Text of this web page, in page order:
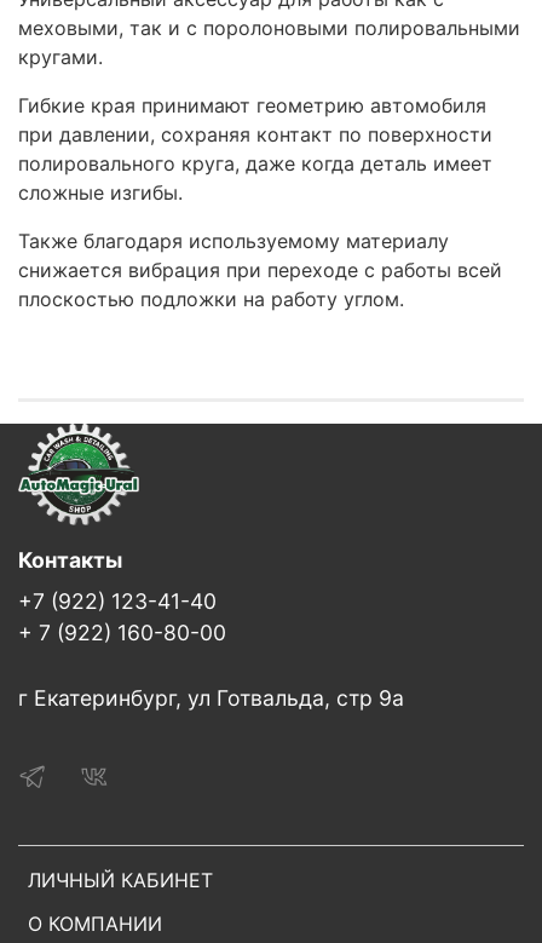
меховыми, так и с поролоновыми полировальными
кругами.
Гибкие края принимают геометрию автомобиля
при давлении, сохраняя контакт по поверхности
полировального круга, даже когда деталь имеет
сложные изгибы.
Также благодаря используемому материалу
снижается вибрация при переходе с работы всей
плоскостью подложки на работу углом.
ЛИЧНЫЙ КАБИНЕТ
О КОМПАНИИ
Контакты
+7 (922) 123-41-40
+ 7 (922) 160-80-00
г Екатеринбург, ул Готвальда, стр 9а